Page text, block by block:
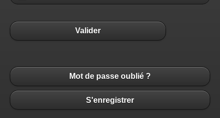
Valider
Mot de passe oublié ?
S'enregistrer